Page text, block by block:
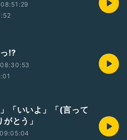
っ⁉️
」「いいよ」「(言って
とう」